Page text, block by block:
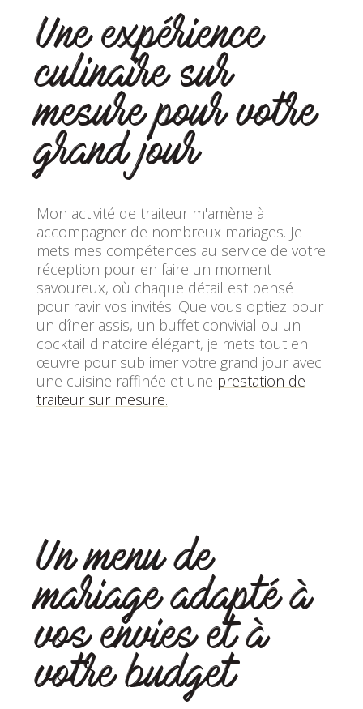
Une expérience
culinaire sur
mesure pour votre
grand jour
Mon activité de traiteur m'amène à
accompagner de nombreux mariages. Je
mets mes compétences au service de votre
réception pour en faire un moment
savoureux, où chaque détail est pensé
pour ravir vos invités. Que vous optiez pour
un dîner assis, un buffet convivial ou un
cocktail dinatoire élégant, je mets tout en
œuvre pour sublimer votre grand jour avec
une cuisine raffinée et une prestation de
traiteur sur mesure.
Un menu de
mariage adapté à
vos envies et à
votre budget